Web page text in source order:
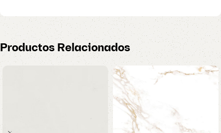
Productos Relacionados